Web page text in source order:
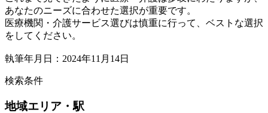
あなたのニーズに合わせた選択が重要です。
医療機関・介護サービス選びは慎重に行って、ベストな選択
をしてください。
執筆年月日：2024年11月14日
検索条件
地域エリア・駅